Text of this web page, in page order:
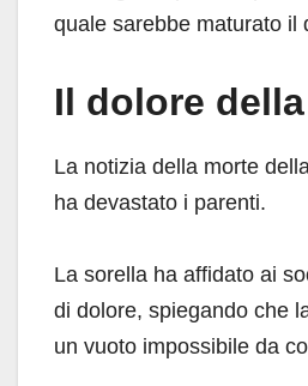
quale sarebbe maturato il
Il dolore
La notizia della morte
ha devastato i parenti.
La sorella ha affidato ai
di dolore, spiegando che
un vuoto impossibile da